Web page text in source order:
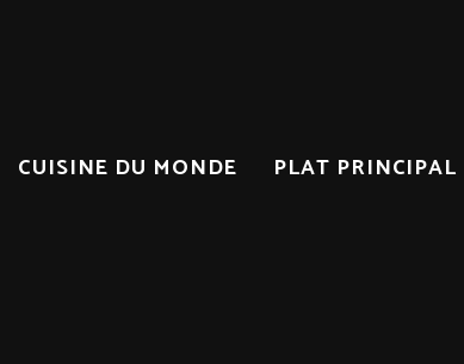
CUISINE DU MONDE PLAT PRINCIPAL